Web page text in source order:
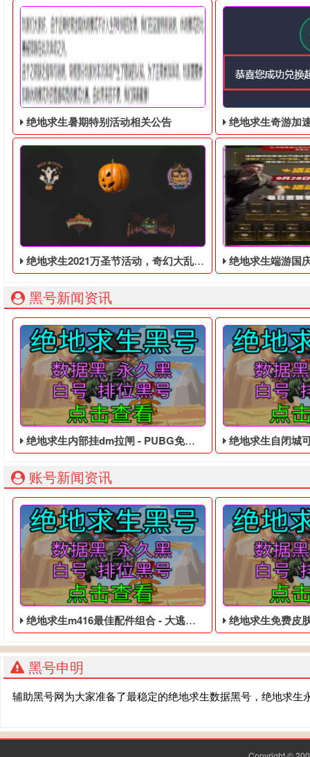
绝地求生暑期特别活动相关公告 绝地求生奇游加速器免
绝地求生2021万圣节活动，奇幻大乱斗回归，还有新皮肤和新地图 绝地求生端游国庆节的终极白嫖活
黑号新闻资讯
绝地求生内部挂dm拉闸 - PUBG免费的四无白号 绝地求生自闭城可以练技
账号新闻资讯
绝地求生m416最佳配件组合 - 大逃杀低价的黑号 绝地求生免费皮肤 -
黑号申明
辅助黑号网为大家准备了最稳定的绝地求生数据黑号，绝地求